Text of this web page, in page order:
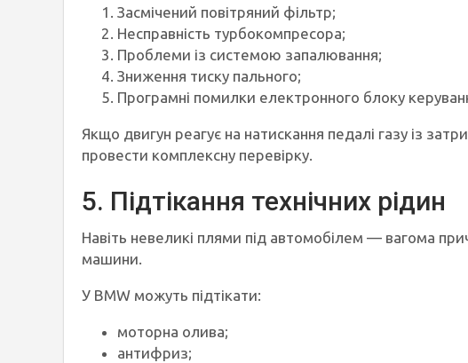
Засмічений повітряний фільтр;
Несправність турбокомпресора;
Проблеми із системою запалювання;
Зниження тиску пального;
Програмні помилки електронного блоку
Якщо двигун реагує на натискання педалі газу із
провести комплексну перевірку.
5. Підтікання технічних рідин
Навіть невеликі плями під автомобілем — вагома
машини.
У BMW можуть підтікати:
моторна олива;
антифриз;